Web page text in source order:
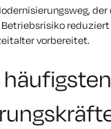
vorbereitet.